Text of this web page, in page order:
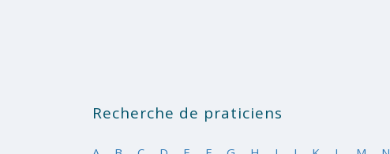
Recherche de praticiens